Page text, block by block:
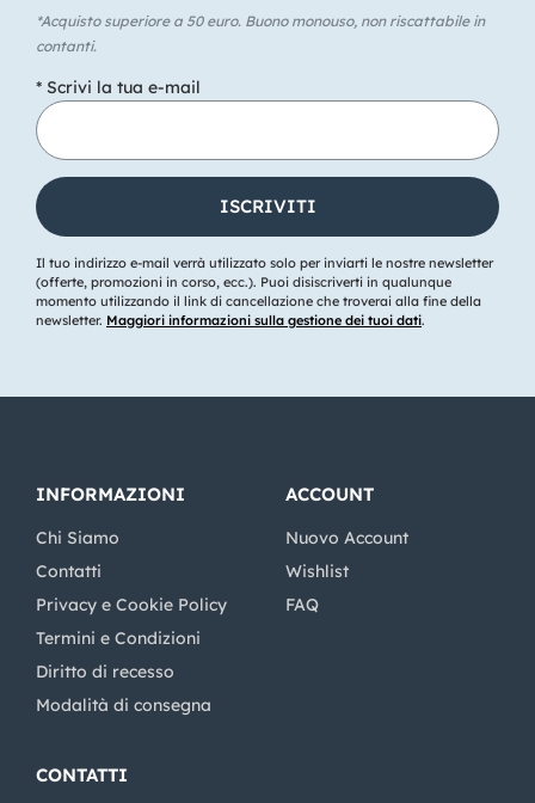
*Acquisto superiore a 50 euro. Buono monouso, non riscattabile in
contanti.
* Scrivi la tua e-mail
Il tuo indirizzo e-mail verrà utilizzato solo per inviarti le nostre newsletter
(offerte, promozioni in corso, ecc.). Puoi disiscriverti in qualunque
momento utilizzando il link di cancellazione che troverai alla fine della
newsletter. Maggiori informazioni sulla gestione dei tuoi dati.
INFORMAZIONI
Chi Siamo
Contatti
Privacy e Cookie Policy
Termini e Condizioni
Diritto di recesso
Modalità di consegna
ACCOUNT
Nuovo Account
Wishlist
FAQ
CONTATTI